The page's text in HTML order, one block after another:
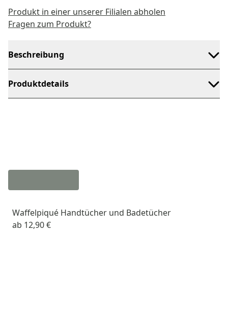
Produkt in einer unserer Filialen abholen
Fragen zum Produkt?
Beschreibung
Produktdetails
Waffelpiqué Handtücher und Badetücher
ab 12,90 €